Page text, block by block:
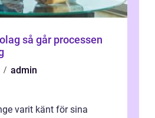
admin
varit känt för sina